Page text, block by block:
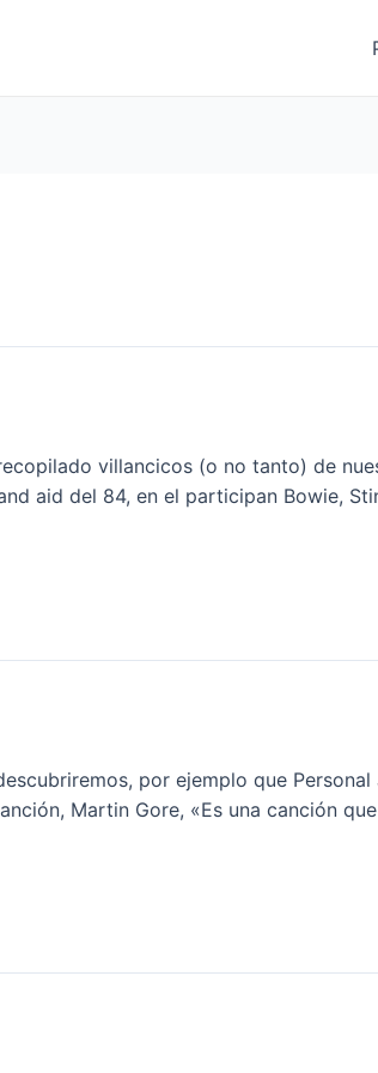
villancicos (o no tanto) de
aid del 84, en el participan Bowie,
por ejemplo que
Martin Gore, «Es una canción